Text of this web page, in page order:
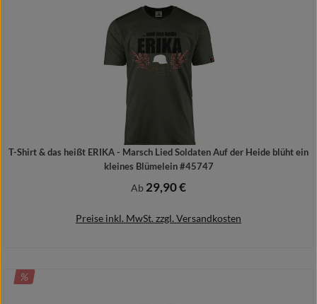
T-Shirt & das heißt ERIKA - Marsch Lied Soldaten Auf der Heide blüht ein
kleines Blümelein #45747
Regulärer Preis:
Ab29,90 €
Preise inkl. MwSt. zzgl. Versandkosten
RABATT
%